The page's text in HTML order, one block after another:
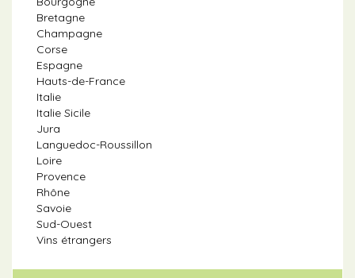
Bretagne
Champagne
Corse
Espagne
Hauts-de-France
Italie
Italie Sicile
Jura
Languedoc-Roussillon
Loire
Provence
Rhône
Savoie
Sud-Ouest
Vins étrangers